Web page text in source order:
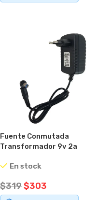
Fuente Conmutada
Transformador 9v 2a
NegroEn stock
$319$303